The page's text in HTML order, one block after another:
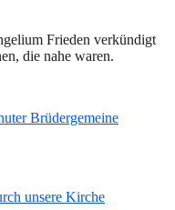
Frieden verkündigt
die nahe waren.
Brüdergemeine
unsere Kirche